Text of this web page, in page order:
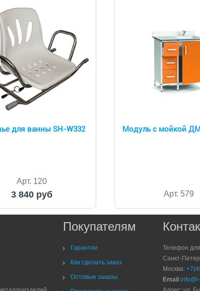
для ванны SH-W332
Арт. 120
3 840 руб
Модуль с мойкой
Арт. 579
Покупателям
Гарантии
Как сделать заказ
Оптовые заказы
Телефон
Санкт-
Москва:
Email